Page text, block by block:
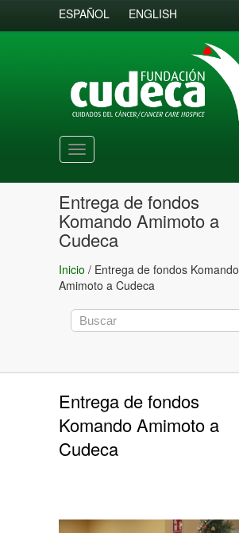
ESPAÑOL ENGLISH
Toggle
navigation
Entrega de fondos
Komando Amimoto a
Cudeca
Inicio / Entrega de fondos Komando
Amimoto a Cudeca
Entrega de fondos
Komando Amimoto a
Cudeca